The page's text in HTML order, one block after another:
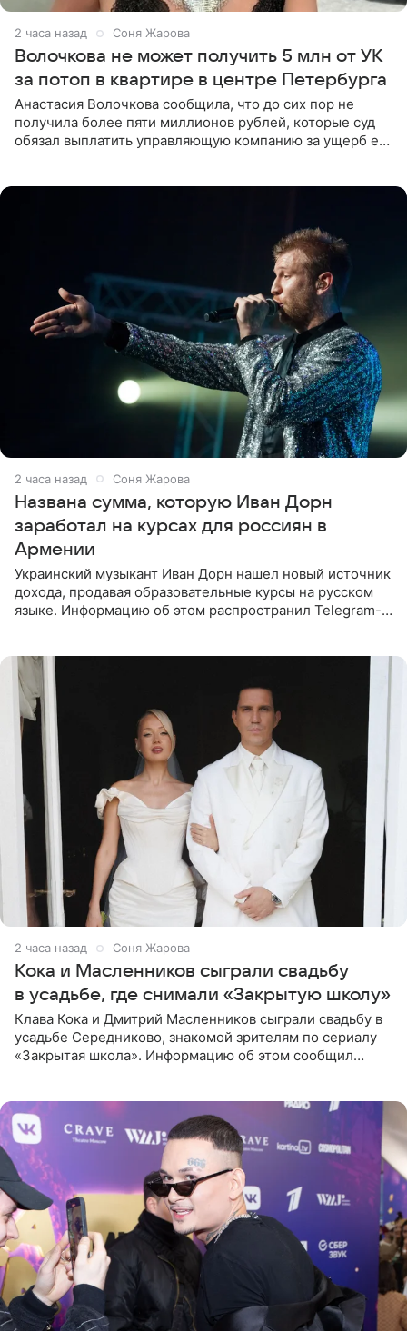
2 часа назад Соня Жарова
Волочкова не может получить 5 млн от УК
за потоп в квартире в центре Петербурга
Анастасия Волочкова сообщила, что до сих пор не
получила более пяти миллионов рублей, которые суд
обязал выплатить управляющую компанию за ущерб ее
2 часа назад Соня Жарова
Названа сумма, которую Иван Дорн
заработал на курсах для россиян в
Армении
Украинский музыкант Иван Дорн нашел новый источник
дохода, продавая образовательные курсы на русском
языке. Информацию об этом распространил Telegram-
2 часа назад Соня Жарова
Кока и Масленников сыграли свадьбу
в усадьбе, где снимали «Закрытую школу»
Клава Кока и Дмитрий Масленников сыграли свадьбу в
усадьбе Середниково, знакомой зрителям по сериалу
«Закрытая школа». Информацию об этом сообщил